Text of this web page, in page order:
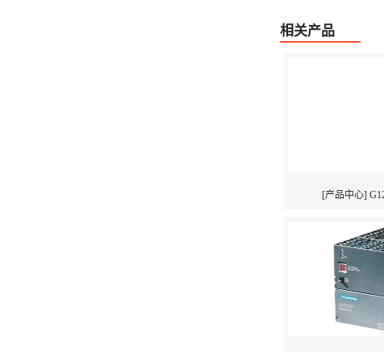
相关产品
[产品中心]